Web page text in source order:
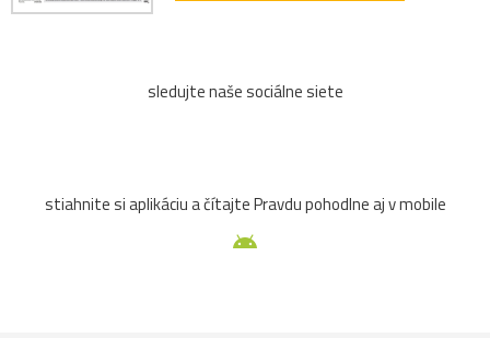
sledujte naše sociálne siete
stiahnite si aplikáciu a čítajte Pravdu pohodlne aj v mobile